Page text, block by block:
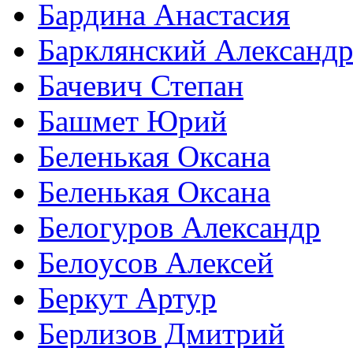
Бардина Анастасия
Барклянский Александр
Бачевич Степан
Башмет Юрий
Беленькая Оксана
Беленькая Оксана
Белогуров Александр
Белоусов Алексей
Беркут Артур
Берлизов Дмитрий